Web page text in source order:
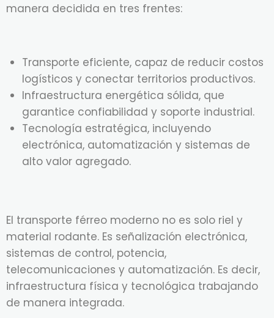
manera decidida en tres frentes:
Transporte eficiente, capaz de reducir costos
logísticos y conectar territorios productivos.
Infraestructura energética sólida, que
garantice confiabilidad y soporte industrial.
Tecnología estratégica, incluyendo
electrónica, automatización y sistemas de
alto valor agregado.
El transporte férreo moderno no es solo riel y
material rodante. Es señalización electrónica,
sistemas de control, potencia,
telecomunicaciones y automatización. Es decir,
infraestructura física y tecnológica trabajando
de manera integrada.